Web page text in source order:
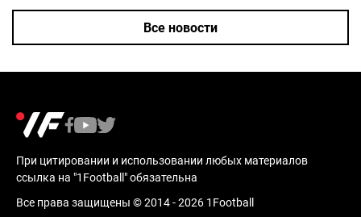
Все новости
При цитировании и использовании любых материалов
ссылка на "1Football" обязательна
Все права защищены © 2014 - 2026 1Football